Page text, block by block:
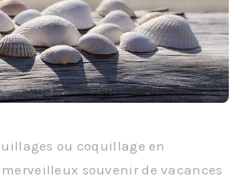
ou coquillage en
souvenir de vacances